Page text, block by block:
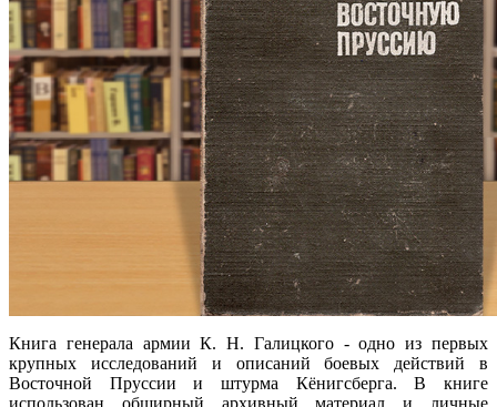
Книга генерала армии К. Н. Галицкого - одно из первых
крупных исследований и описаний боевых действий в
Восточной Пруссии и штурма Кёнигсберга. В книге
использован обширный архивный материал и личные